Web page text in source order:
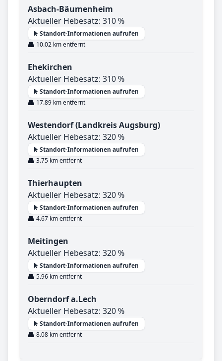
Asbach-Bäumenheim
Aktueller Hebesatz: 310 %
Standort-Informationen aufrufen
10.02 km entfernt
Ehekirchen
Aktueller Hebesatz: 310 %
Standort-Informationen aufrufen
17.89 km entfernt
Westendorf (Landkreis Augsburg)
Aktueller Hebesatz: 320 %
Standort-Informationen aufrufen
3.75 km entfernt
Thierhaupten
Aktueller Hebesatz: 320 %
Standort-Informationen aufrufen
4.67 km entfernt
Meitingen
Aktueller Hebesatz: 320 %
Standort-Informationen aufrufen
5.96 km entfernt
Oberndorf a.Lech
Aktueller Hebesatz: 320 %
Standort-Informationen aufrufen
8.08 km entfernt